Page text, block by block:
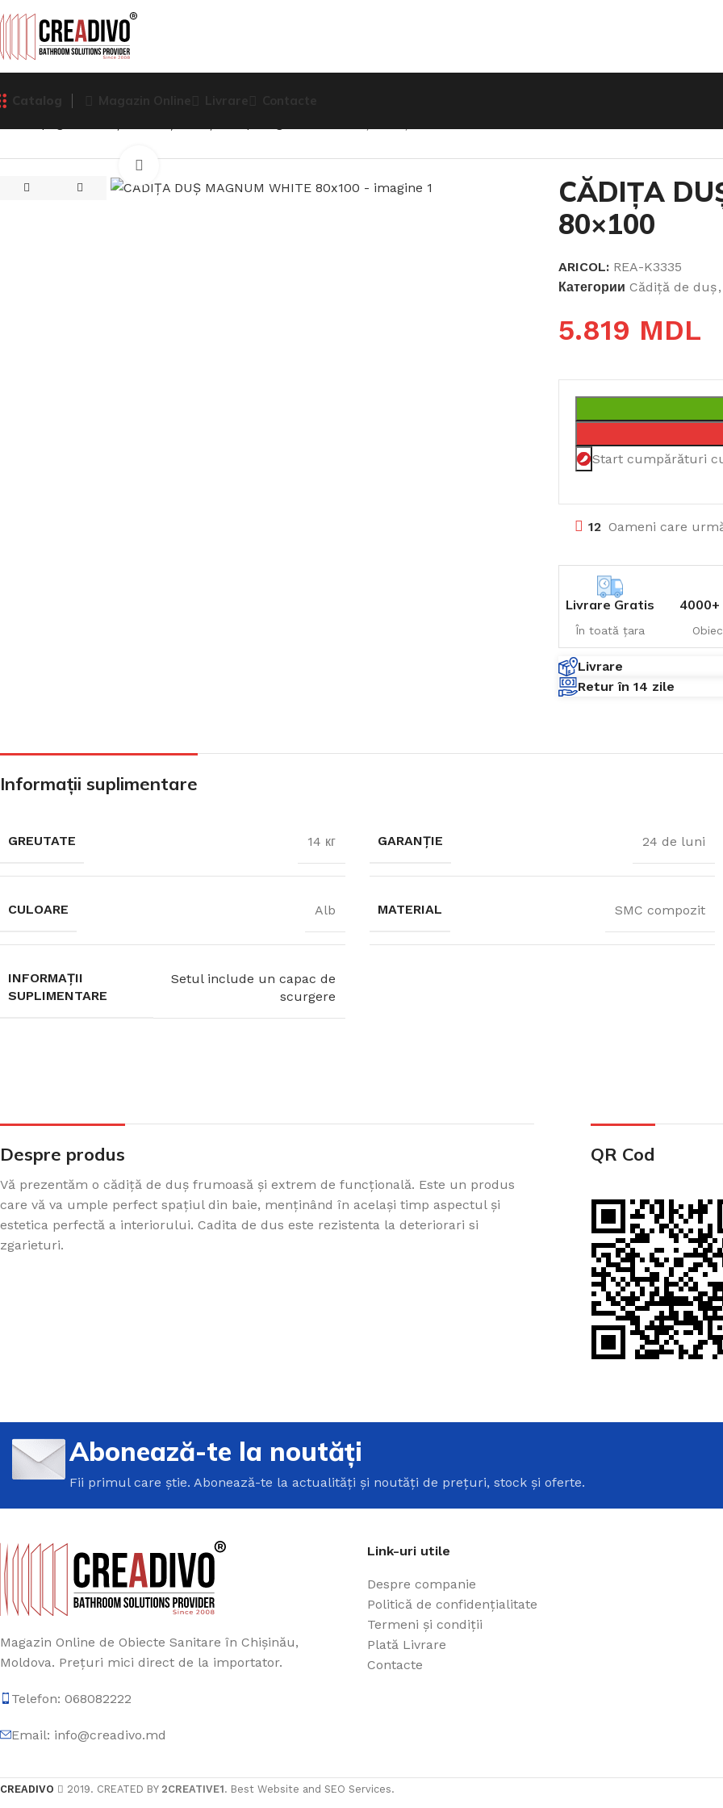
PARAVAN PENTRU CADA
Cazi din acril
Cadă de baie din acril,
ușurință pe Creadivo.
Vezi produsele
CĂDIȚA
80×100
ARICOL: REA-K3335
Категории Cădiță de duș,
5.819 MDL
Start cumpărături
12 Oameni care
Livrare Gratis
În toată țara
Livrare
Retur în 14 zile
Informații suplimentare
GREUTATE 14 кг GARANȚIE 24 de luni
CULOARE Alb MATERIAL SMC compozit
INFORMAȚII
SUPLIMENTARE
Setul include un capac de
scurgere
Despre produs
Vă prezentăm o cădiță de duș frumoasă și extrem de funcțională. Este un produs
care vă va umple perfect spațiul din baie, menținând în același timp aspectul și
estetica perfectă a interiorului. Cadita de dus este rezistenta la deteriorari si
zgarieturi.
QR Cod
Abonează-te la noutăți
Fii primul care știe. Abonează-te la actualități și noutăți de prețuri, stock și oferte.
Magazin Online de Obiecte Sanitare în Chișinău,
Moldova. Prețuri mici direct de la importator.
Telefon: 068082222
Email: info@creadivo.md
Link-uri utile
Despre companie
Politică de confidențialitate
Termeni și condiții
Plată Livrare
Contacte
CREADIVO 2019. CREATED BY 2CREATIVE1. Best Website and SEO Services.